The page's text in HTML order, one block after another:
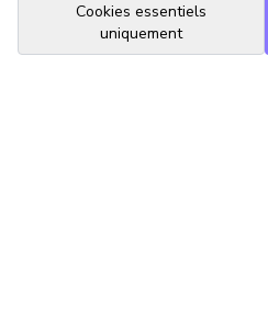
Cookies essentiels
uniquement